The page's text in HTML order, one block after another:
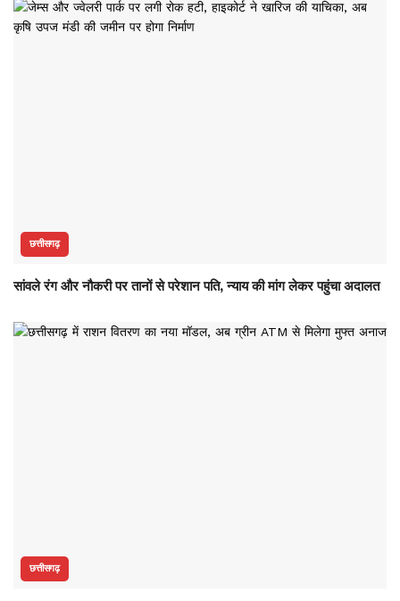
छत्तीसगढ़
सांवले रंग और नौकरी पर तानों से परेशान पति, न्याय की मांग लेकर पहुंचा अदालत
छत्तीसगढ़